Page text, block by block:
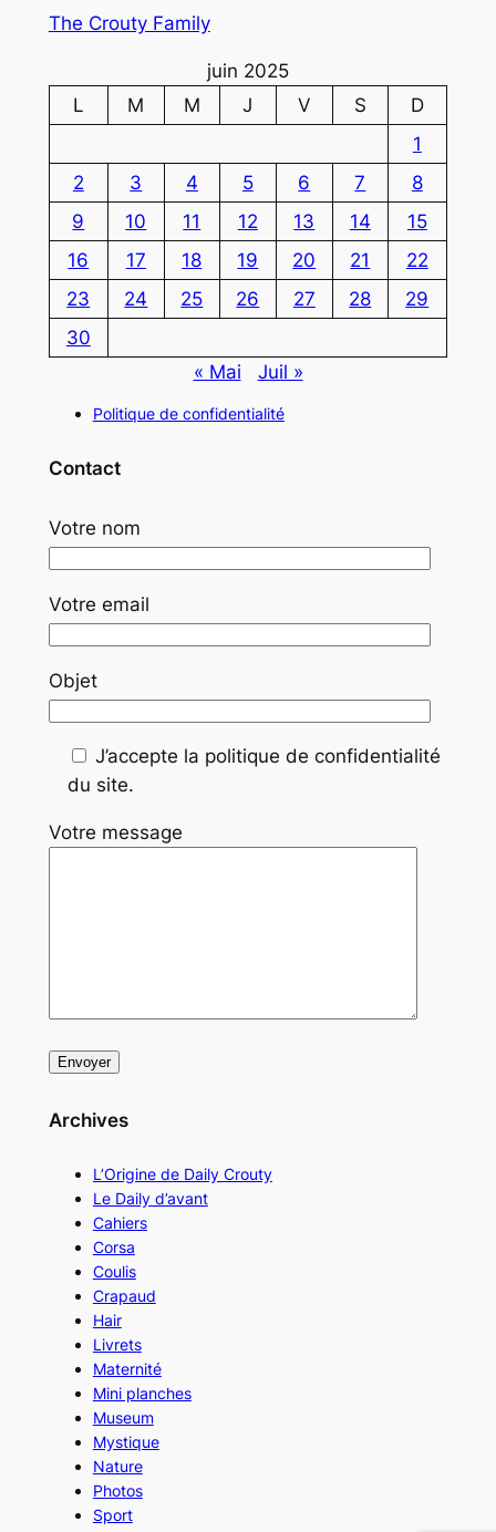
The Crouty Family
juin 2025
L
M M J V S
D
1
2
3 4 5 6 7
8
9
10 11 12 13 14
15
16
17 18 19 20 21
22
23
24 25 26 27 28
29
30
« Mai
Juil »
Politique de confidentialité
Contact
Votre nom
Votre email
Objet
J’accepte la politique de confidentialité
du site.
Votre message
Archives
L’Origine de Daily Crouty
Le Daily d’avant
Cahiers
Corsa
Coulis
Crapaud
Hair
Livrets
Maternité
Mini planches
Museum
Mystique
Nature
Photos
Sport